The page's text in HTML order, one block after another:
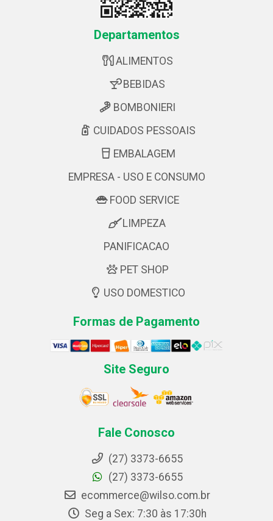
Departamentos
ALIMENTOS
BEBIDAS
BOMBONIERI
CUIDADOS PESSOAIS
EMBALAGEM
EMPRESA - USO E CONSUMO
FOOD SERVICE
LIMPEZA
PANIFICACAO
PET SHOP
USO DOMESTICO
Formas de Pagamento
Site Seguro
Fale Conosco
(27) 3373-6655
(27) 3373-6655
ecommerce@wilso.com.br
Seg a Sex: 7:30 às 17:30h